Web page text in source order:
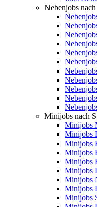
Nebenjobs
Minijobs nach
Minijobs
Minijobs
Minijobs
Minijobs
Minijobs
Minijobs
Minijobs
Minijobs
Minijobs